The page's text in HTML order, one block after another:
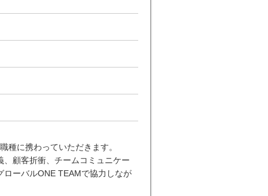
種に携わっていただきます。
顧客折衝、チームコミュニケー
ーバルONE TEAMで協力しなが